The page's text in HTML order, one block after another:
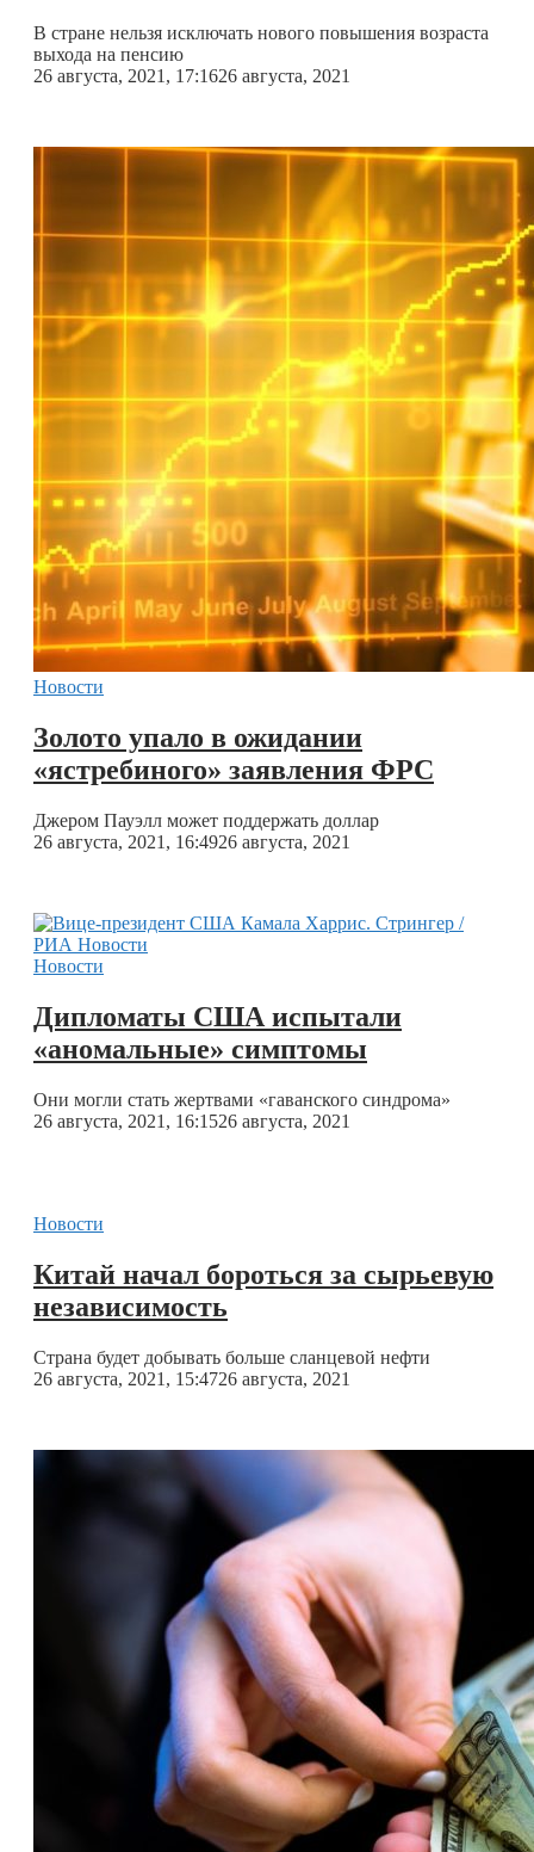
В стране нельзя исключать нового повышения возраста
выхода на пенсию
26 августа, 2021, 17:1626 августа, 2021
Новости
Золото упало в ожидании
«ястребиного» заявления ФРС
Джером Пауэлл может поддержать доллар
26 августа, 2021, 16:4926 августа, 2021
Новости
Дипломаты США испытали
«аномальные» симптомы
Они могли стать жертвами «гаванского синдрома»
26 августа, 2021, 16:1526 августа, 2021
Новости
Китай начал бороться за сырьевую
независимость
Страна будет добывать больше сланцевой нефти
26 августа, 2021, 15:4726 августа, 2021